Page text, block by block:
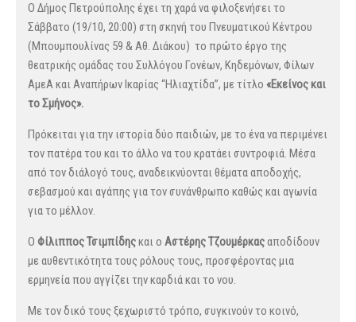
Ο Δήμος Πετρούπολης έχει τη χαρά να φιλοξενήσει το
Σάββατο (19/10, 20:00) στη σκηνή του Πνευματικού Κέντρου
(Μπουμπουλίνας 59 & Αθ. Διάκου) το πρώτο έργο της
θεατρικής ομάδας του Συλλόγου Γονέων, Κηδεμόνων, Φίλων
ΑμεΑ και Αναπήρων Ικαρίας “Ηλιαχτίδα”, με τίτλο «Εκείνος και
το Σμήνος».
Πρόκειται για την ιστορία δύο παιδιών, με το ένα να περιμένει
τον πατέρα του και το άλλο να του κρατάει συντροφιά. Μέσα
από τον διάλογό τους, αναδεικνύονται θέματα αποδοχής,
σεβασμού και αγάπης για τον συνάνθρωπο καθώς και αγωνία
για το μέλλον.
Ο Φίλιππος Τσιμπίδηςκαι ο Αστέρης Τζουμέρκαςαποδίδουν
με αυθεντικότητα τους ρόλους τους, προσφέροντας μια
ερμηνεία που αγγίζει την καρδιά και το νου.
Με τον δικό τους ξεχωριστό τρόπο, συγκινούν το κοινό,